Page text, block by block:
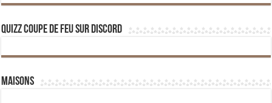
Quizz Coupe de Feu sur Discord
Maisons